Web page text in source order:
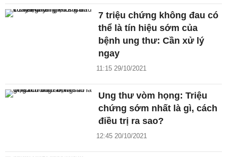
7 triệu chứng không đau có
thể là tín hiệu sớm của
bệnh ung thư: Cần xử lý
ngay
11:15 29/10/2021
Ung thư vòm họng: Triệu
chứng sớm nhất là gì, cách
điều trị ra sao?
12:45 20/10/2021